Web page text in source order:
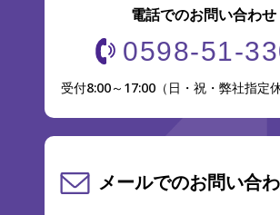
電話でのお問い合わせ
0598-51-
受付8:00～17:00（日・祝・弊社指定
メールでのお問い合